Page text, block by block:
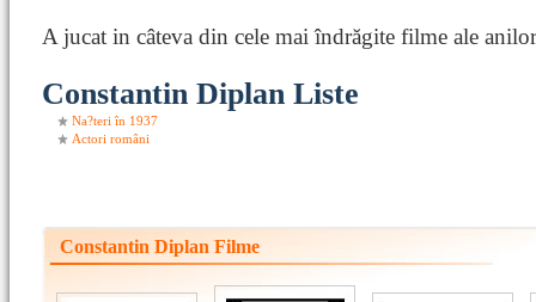
A jucat in câteva din cele mai îndrăgite filme ale
Constantin Diplan Liste
Na?teri în 1937
Actori români
Constantin Diplan Filme